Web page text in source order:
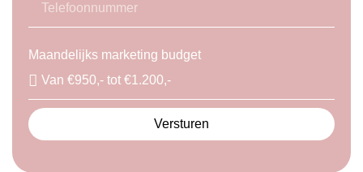
Maandelijks marketing budget
Versturen